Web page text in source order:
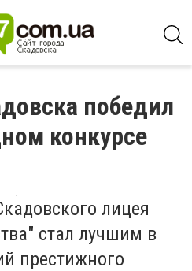
победил
конкурсе
лицея
стал лучшим в
престижного